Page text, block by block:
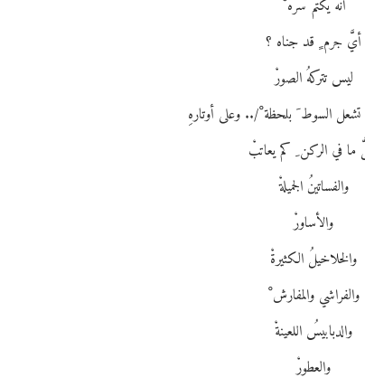
انهُ يكتمُ سرَّه ْ
أيَّ جرم ٍ قد جناه ؟
ليس تتركهُ الصورْ
السوط َ بلحظة ْ/.. وعلى أوتارهِ
في الركن ِ كم يعاتبْ
والفساتينُ الجميلةْ
والأساورْ
والخلاخيلُ الكثيرةْ
والفراشي والمفارش ْ
والدبابيسُ اللعينةْ
والعطورْ